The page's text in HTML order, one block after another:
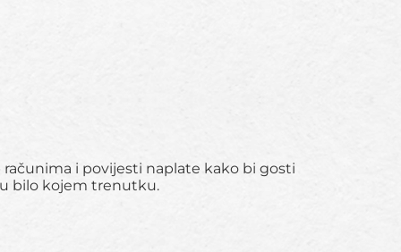
i povijesti naplate kako bi gosti
bilo kojem trenutku.